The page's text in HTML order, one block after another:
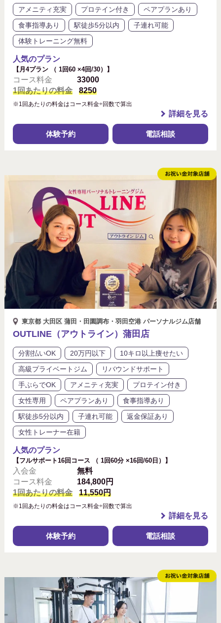
アメニティ充実 プロテイン付き
ペアプランあり
食事指導あり
駅徒歩5分以内
子連れ可能
体験トレーニング無料
人気のプラン
【月4プラン （ 1回60 ×4回/30）】
コース料金
33000
1回あたりの料金
8250
※1回あたりの料金はコース料金÷回数で算出
詳細を見る
体験予約 電話相談
東京都 大田区 蒲田・田園調布・羽田空港 パーソナルジム店舗
OUTLINE（アウトライン）蒲田店
分割払いOK 20万円以下
10キロ以上痩せたい
高級プライベートジム
リバウンドサポート
手ぶらでOK
アメニティ充実
プロテイン付き
女性専用
ペアプランあり
食事指導あり
駅徒歩5分以内
子連れ可能
返金保証あり
女性トレーナー在籍
人気のプラン
【フルサポート16回コース （ 1回60分 ×16回/60日）】
入会金
無料
コース料金
184,800円
1回あたりの料金
11,550円
※1回あたりの料金はコース料金÷回数で算出
詳細を見る
体験予約 電話相談